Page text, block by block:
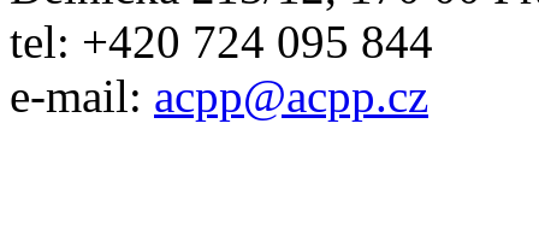
tel: +420 724 095 844
e-mail: acpp@acpp.cz